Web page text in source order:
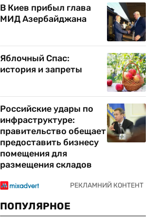
В Киев прибыл глава
МИД Азербайджана
Яблочный Спас:
история и запреты
Российские удары по
инфраструктуре:
правительство обещает
предоставить бизнесу
помещения для
размещения складов
ПОПУЛЯРНОЕ